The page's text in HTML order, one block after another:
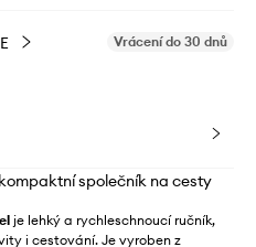
Vrácení do 30 dnů
společník na cesty
je lehký a rychleschnoucí ručník,
i cestování. Je vyroben z